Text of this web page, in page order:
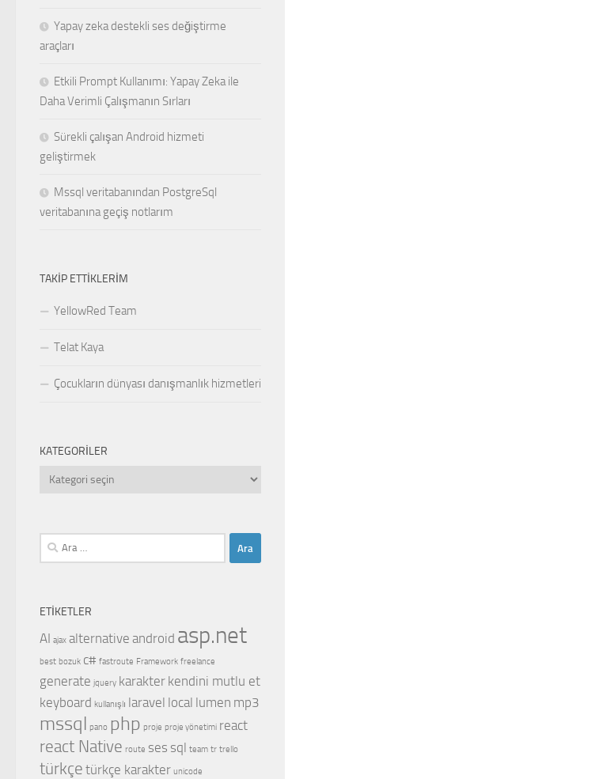
Yapay zeka destekli ses değiştirme
araçları
Etkili Prompt Kullanımı: Yapay Zeka ile
Daha Verimli Çalışmanın Sırları
Sürekli çalışan Android hizmeti
geliştirmek
Mssql veritabanından PostgreSql
veritabanına geçiş notlarım
TAKIP ETTIKLERIM
YellowRed Team
Telat Kaya
Çocukların dünyası danışmanlık hizmetleri
KATEGORILER
Kategoriler
Arama:
ETIKETLER
AI ajax alternative android asp.net
best bozuk c# fastroute Framework freelance
generate jquery karakter kendini mutlu et
keyboard kullanışlı laravel local lumen mp3
mssql pano php proje proje yönetimi react
react Native route ses sql team tr trello
türkçe türkçe karakter unicode